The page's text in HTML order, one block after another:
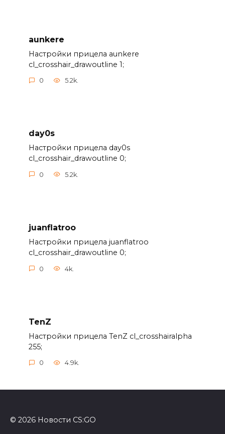
aunkere
Настройки прицела aunkere
cl_crosshair_drawoutline 1;
0 5.2k.
day0s
Настройки прицела day0s
cl_crosshair_drawoutline 0;
0 5.2k.
juanflatroo
Настройки прицела juanflatroo
cl_crosshair_drawoutline 0;
0 4k.
TenZ
Настройки прицела TenZ cl_crosshairalpha
255;
0 4.9k.
© 2026 Новости CS:GO